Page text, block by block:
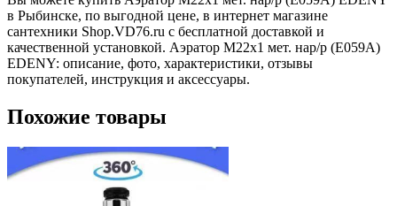
в Рыбинске, по выгодной цене, в интернет магазине
сантехники Shop.VD76.ru с бесплатной доставкой и
качественной установкой. Аэратор М22х1 мет. нар/р (Е059А)
EDENY: описание, фото, характеристики, отзывы
покупателей, инструкция и аксессуары.
Похожие товары